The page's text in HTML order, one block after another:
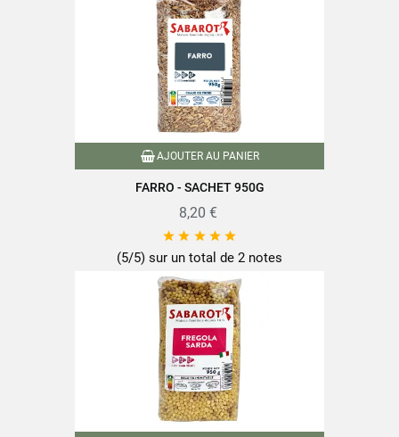
AJOUTER AU PANIER
FARRO - SACHET 950G
8,20 €
    
(5/5) sur un total de 2 notes